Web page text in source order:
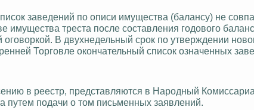
заведений по описи имущества (балансу) не
имущества треста после составления годового
В двухнедельный срок по утверждении
Торговле окончательный список означенных
в реестр, представляются в Народный
подачи о том письменных заявлений.